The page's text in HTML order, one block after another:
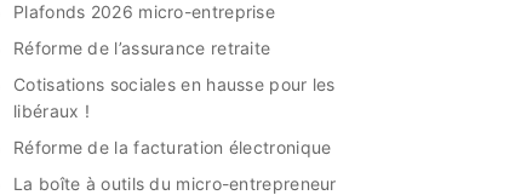
Plafonds 2026 micro-entreprise
Réforme de l’assurance retraite
Cotisations sociales en hausse pour les
libéraux !
Réforme de la facturation électronique
La boîte à outils du micro-entrepreneur